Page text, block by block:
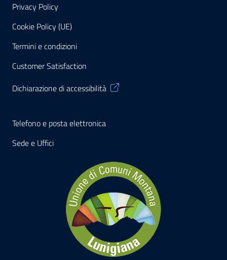
Privacy Policy
Cookie Policy (UE)
Termini e condizioni
Customer Satisfaction
Dichiarazione di accessibilità
Telefono e posta elettronica
Sede e Uffici